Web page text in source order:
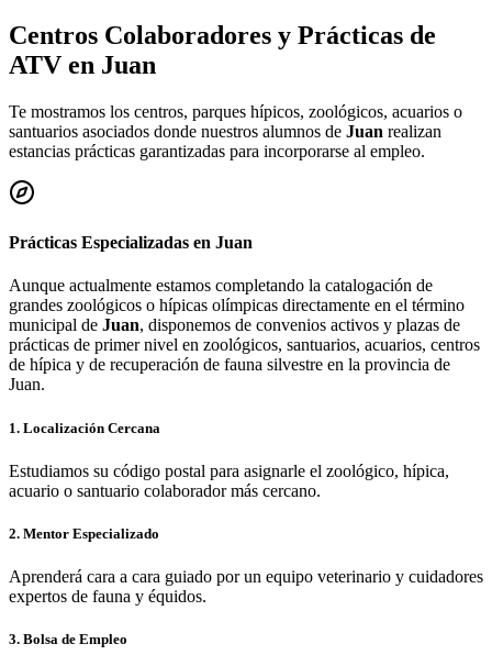
Centros Colaboradores y Prácticas de
ATV en Juan
Te mostramos los centros, parques hípicos, zoológicos, acuarios o
santuarios asociados donde nuestros alumnos de Juan realizan
estancias prácticas garantizadas para incorporarse al empleo.
Prácticas Especializadas en Juan
Aunque actualmente estamos completando la catalogación de
grandes zoológicos o hípicas olímpicas directamente en el término
municipal de Juan, disponemos de convenios activos y plazas de
prácticas de primer nivel en zoológicos, santuarios, acuarios, centros
de hípica y de recuperación de fauna silvestre en la provincia de
Juan.
1. Localización Cercana
Estudiamos su código postal para asignarle el zoológico, hípica,
acuario o santuario colaborador más cercano.
2. Mentor Especializado
Aprenderá cara a cara guiado por un equipo veterinario y cuidadores
expertos de fauna y équidos.
3. Bolsa de Empleo